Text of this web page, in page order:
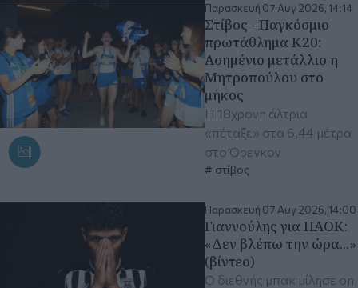
Παρασκευή 07 Αυγ 2026, 14:14
Στίβος - Παγκόσμιο
πρωτάθλημα Κ20:
Ασημένιο μετάλλιο η
Μητροπούλου στο
μήκος
Η 18χρονη άλτρια
«πέταξε» στα 6,44 μέτρα
στο Όρεγκον
στίβος
Παρασκευή 07 Αυγ 2026, 14:00
Γιαννούλης για ΠΑΟΚ:
«Δεν βλέπω την ώρα...»
(βίντεο)
Ο διεθνής μπακ μίλησε on